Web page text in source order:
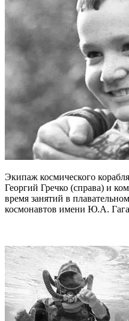
Экипаж космического
Георгий Гречко (справа) и
время занятий в
космонавтов имени Ю.А.